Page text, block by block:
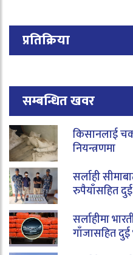
प्रतिक्रिया
सम्बन्धित खवर
किसानलाई
नियन्त्रणमा
सर्लाही
रुपैयाँसहित
सर्लाहीमा
गाँजासहित दुई